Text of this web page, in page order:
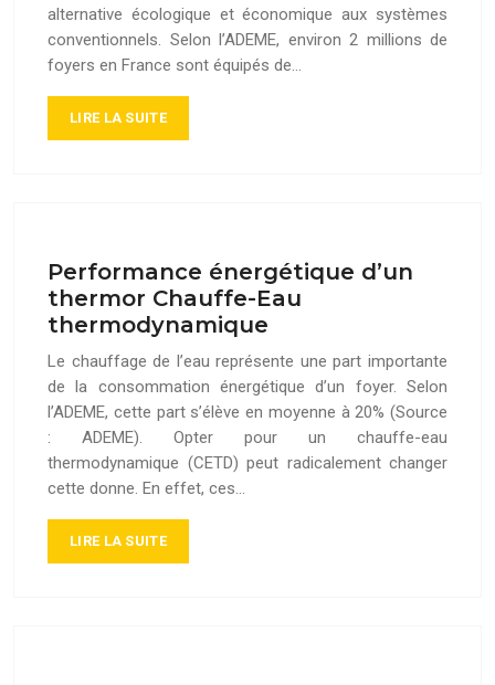
alternative écologique et économique aux systèmes
conventionnels. Selon l’ADEME, environ 2 millions de
foyers en France sont équipés de…
LIRE LA SUITE
Performance énergétique d’un
thermor Chauffe-Eau
thermodynamique
Le chauffage de l’eau représente une part importante
de la consommation énergétique d’un foyer. Selon
l’ADEME, cette part s’élève en moyenne à 20% (Source
: ADEME). Opter pour un chauffe-eau
thermodynamique (CETD) peut radicalement changer
cette donne. En effet, ces…
LIRE LA SUITE